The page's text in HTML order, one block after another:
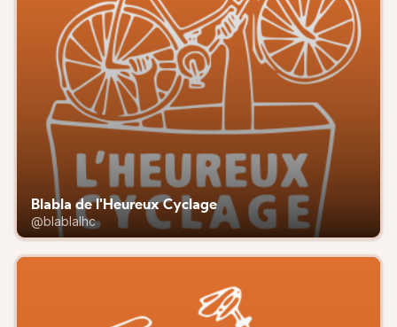
Blabla de l'Heureux Cyclage
@blablalhc